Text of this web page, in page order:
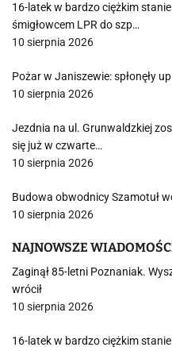
16-latek w bardzo ciężkim
śmigłowcem LPR do szp…
10 sierpnia 2026
Pożar w Janiszewie: spłonęły
10 sierpnia 2026
Jezdnia na ul. Grunwaldzkiej
się już w czwarte…
10 sierpnia 2026
Budowa obwodnicy Szamotuł
10 sierpnia 2026
NAJNOWSZE
Zaginął 85-letni Poznaniak.
wrócił
10 sierpnia 2026
16-latek w bardzo ciężkim